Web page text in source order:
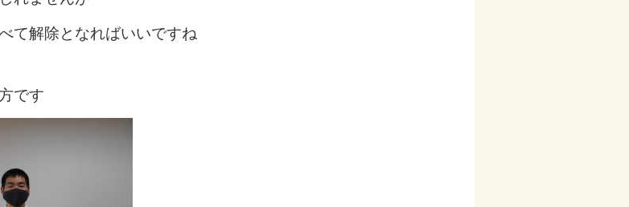
て解除となればいいですね
です